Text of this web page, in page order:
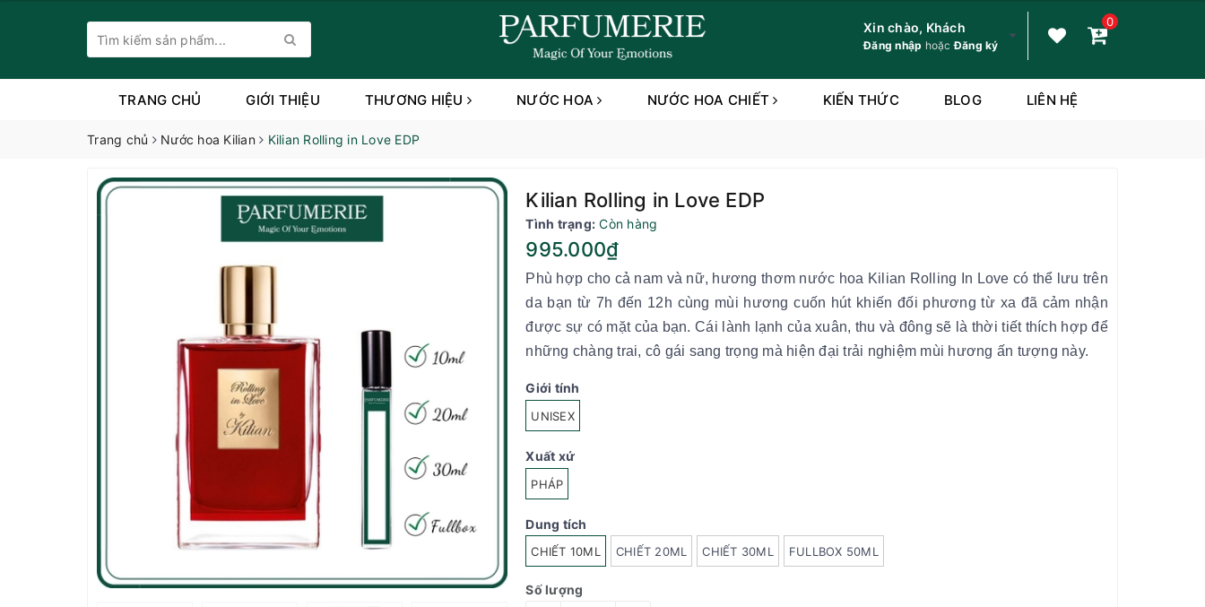
Xin chào, Khách
Đăng nhập hoặcĐăng ký
0
TRANG CHỦ GIỚI THIỆU THƯƠNG HIỆU NƯỚC HOA NƯỚC HOA CHIẾT KIẾN THỨC BLOG LIÊN HỆ
Trang chủ Nước hoa Kilian Kilian Rolling in Love EDP
Kilian Rolling in Love EDP
Tình trạng: Còn hàng
995.000₫
Phù hợp cho cả nam và nữ, hương thơm nước hoa Kilian Rolling In Love có thể lưu trên
da bạn từ 7h đến 12h cùng mùi hương cuốn hút khiến đối phương từ xa đã cảm nhận
được sự có mặt của bạn. Cái lành lạnh của xuân, thu và đông sẽ là thời tiết thích hợp để
những chàng trai, cô gái sang trọng mà hiện đại trải nghiệm mùi hương ấn tượng này.
Giới tính
UNISEX
Xuất xứ
PHÁP
Dung tích
CHIẾT 10ML CHIẾT 20ML CHIẾT 30ML FULLBOX 50ML
Số lượng